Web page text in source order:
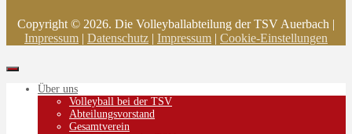
Copyright © 2026. Die Volleyballabteilung der TSV Auerbach |
Impressum | Datenschutz | Impressum | Cookie-Einstellungen
Über uns
Volleyball bei der TSV
Abteilungsvorstand
Gesamtverein